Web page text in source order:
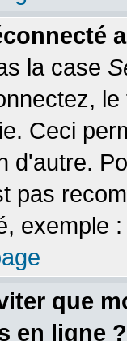
la case
Ceci
d'autre.
pas
exemple
que
en ligne ?